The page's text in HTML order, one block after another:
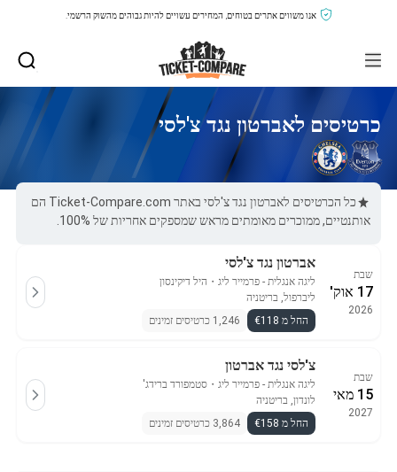
אנו משווים אתרים בטוחים, המחירים עשויים להיות גבוהים מהשוק הרשמי.
כרטיסים לאברטון נגד צ'לסי
כל הכרטיסים לאברטון נגד צ'לסי באתר Ticket-Compare.com הם
אותנטיים, ממוכרים מאומתים מראש שמספקים אחריות של 100%.
שבת
17 אוק'
2026
אברטון נגד צ'לסי
ליגה אנגלית - פרמייר ליג ・ היל דיקינסון
ליברפול, בריטניה
החל מ €118
1,246 כרטיסים זמינים
שבת
15 מאי
2027
צ'לסי נגד אברטון
ליגה אנגלית - פרמייר ליג ・ סטמפורד ברידג'
לונדון, בריטניה
החל מ €158
3,864 כרטיסים זמינים